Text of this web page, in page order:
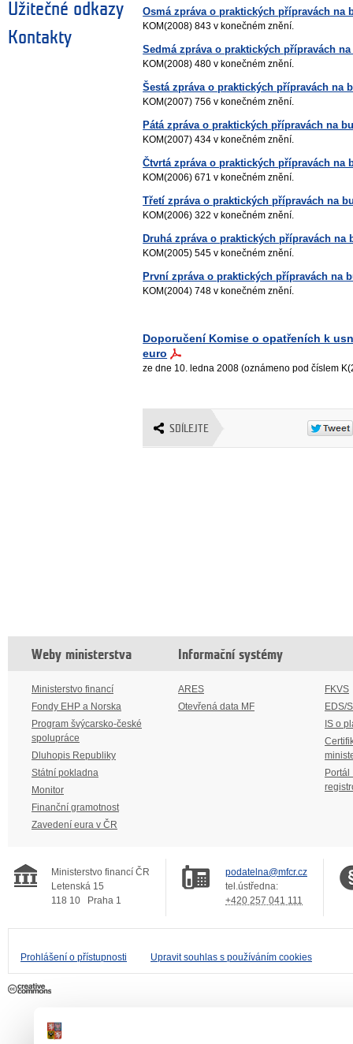
Užitečné odkazy
Kontakty
Osmá zpráva o praktických přípravách na
KOM(2008) 843 v konečném znění.
Sedmá zpráva o praktických přípravách
KOM(2008) 480 v konečném znění.
Šestá zpráva o praktických přípravách na
KOM(2007) 756 v konečném znění.
Pátá zpráva o praktických přípravách na
KOM(2007) 434 v konečném znění.
Čtvrtá zpráva o praktických přípravách na
KOM(2006) 671 v konečném znění.
Třetí zpráva o praktických přípravách na
KOM(2006) 322 v konečném znění.
Druhá zpráva o praktických přípravách
KOM(2005) 545 v konečném znění.
První zpráva o praktických přípravách na
KOM(2004) 748 v konečném znění.
Doporučení Komise o opatřeních k
euro
ze dne 10. ledna 2008 (oznámeno pod číslem
SDÍLEJTE
Weby ministerstva
Ministerstvo financí
Fondy EHP a Norska
Program švýcarsko-české
spolupráce
Dluhopis Republiky
Státní pokladna
Monitor
Finanční gramotnost
Zavedení eura v ČR
Informační systémy
ARES
Otevřená data MF
FKVS
EDS/
IS o
Portál
Ministerstvo financí ČR
Letenská 15
118 10
Praha 1
podatelna@mfcr.cz
tel.ústředna:
+420 257 041 111
Prohlášení o přístupnosti Upravit souhlas s používáním cookies